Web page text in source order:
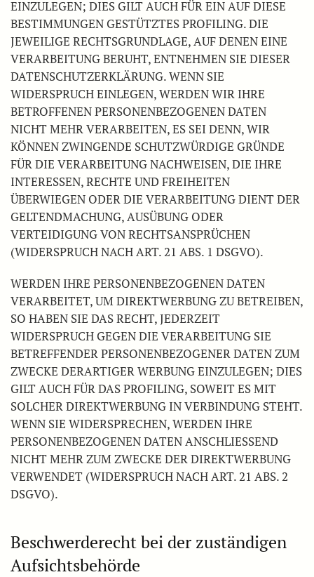
EINZULEGEN; DIES GILT AUCH FÜR EIN AUF DIESE
BESTIMMUNGEN GESTÜTZTES PROFILING. DIE
JEWEILIGE RECHTSGRUNDLAGE, AUF DENEN EINE
VERARBEITUNG BERUHT, ENTNEHMEN SIE DIESER
DATENSCHUTZERKLÄRUNG. WENN SIE
WIDERSPRUCH EINLEGEN, WERDEN WIR IHRE
BETROFFENEN PERSONENBEZOGENEN DATEN
NICHT MEHR VERARBEITEN, ES SEI DENN, WIR
KÖNNEN ZWINGENDE SCHUTZWÜRDIGE GRÜNDE
FÜR DIE VERARBEITUNG NACHWEISEN, DIE IHRE
INTERESSEN, RECHTE UND FREIHEITEN
ÜBERWIEGEN ODER DIE VERARBEITUNG DIENT DER
GELTENDMACHUNG, AUSÜBUNG ODER
VERTEIDIGUNG VON RECHTSANSPRÜCHEN
(WIDERSPRUCH NACH ART. 21 ABS. 1 DSGVO).
WERDEN IHRE PERSONENBEZOGENEN DATEN
VERARBEITET, UM DIREKTWERBUNG ZU BETREIBEN,
SO HABEN SIE DAS RECHT, JEDERZEIT
WIDERSPRUCH GEGEN DIE VERARBEITUNG SIE
BETREFFENDER PERSONENBEZOGENER DATEN ZUM
ZWECKE DERARTIGER WERBUNG EINZULEGEN; DIES
GILT AUCH FÜR DAS PROFILING, SOWEIT ES MIT
SOLCHER DIREKTWERBUNG IN VERBINDUNG STEHT.
WENN SIE WIDERSPRECHEN, WERDEN IHRE
PERSONENBEZOGENEN DATEN ANSCHLIESSEND
NICHT MEHR ZUM ZWECKE DER DIREKTWERBUNG
VERWENDET (WIDERSPRUCH NACH ART. 21 ABS. 2
DSGVO).
Beschwerde­recht bei der zuständigen
Aufsichts­behörde